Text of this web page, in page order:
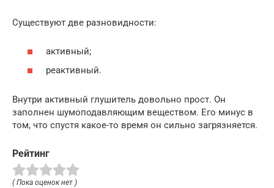
Существуют две разновидности:
активный;
реактивный.
Внутри активный глушитель довольно прост. Он
заполнен шумоподавляющим веществом. Его минус в
том, что спустя какое-то время он сильно загрязняется.
Рейтинг
( Пока оценок нет )